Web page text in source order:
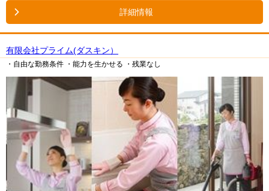
詳細情報
有限会社プライム(ダスキン）
・自由な勤務条件 ・能力を生かせる ・残業なし